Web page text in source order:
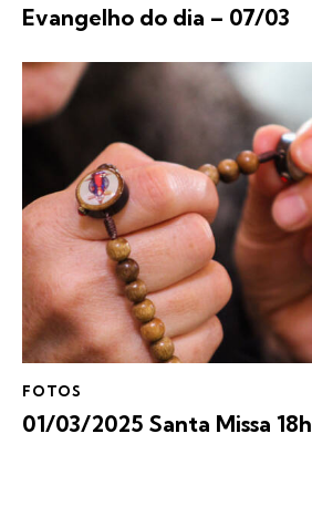
Evangelho do dia – 07/03
FOTOS
01/03/2025 Santa Missa 18h